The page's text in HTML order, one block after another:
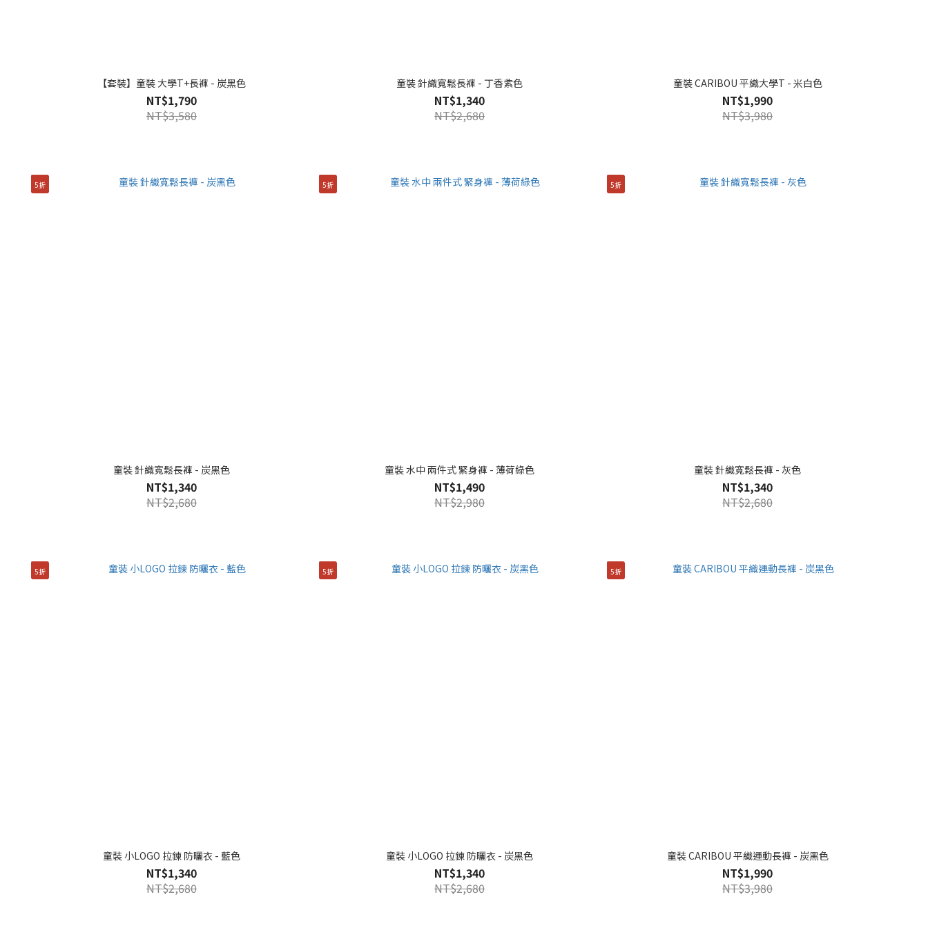
【套裝】童裝 大學T+長褲 - 炭黑色
NT$1,790
NT$3,580
童裝 針織寬鬆長褲 - 丁香紫色
NT$1,340
NT$2,680
童裝 CARIBOU 平織大學T - 米白色
NT$1,990
NT$3,980
5折
童裝 針織寬鬆長褲 - 炭黑色
NT$1,340
NT$2,680
5折
童裝 水中 兩件式 緊身褲 - 薄荷綠色
NT$1,490
NT$2,980
5折
童裝 針織寬鬆長褲 - 灰色
NT$1,340
NT$2,680
5折
童裝 小LOGO 拉鍊 防曬衣 - 藍色
NT$1,340
NT$2,680
5折
童裝 小LOGO 拉鍊 防曬衣 - 炭黑色
NT$1,340
NT$2,680
5折
童裝 CARIBOU 平織運動長褲 - 炭黑色
NT$1,990
NT$3,980